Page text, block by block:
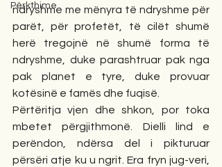
Përkthime
ndryshme me mënyra të ndryshme për
parët, për profetët, të cilët shumë
herë tregojnë në shumë forma të
ndryshme, duke parashtruar pak nga
pak planet e tyre, duke provuar
kotësinë e famës dhe fuqisë.
Përtëritja vjen dhe shkon, por toka
mbetet përgjithmonë. Dielli lind e
perëndon, ndërsa del i pikturuar
përsëri atje ku u ngrit. Era fryn jug-veri,